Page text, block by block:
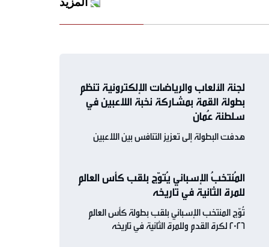
لجنة الألعاب والرياضات الإلكترونية تنظم
بطولة القمة بمشاركة نخبة اللاعبين في
سلطنة عُمان
هدفت البطولة إلى تعزيز التنافس بين اللاعبين
المُنتخبُ الإسباني يُتوّج بلقب كأس العالم
للمرة الثانية في تاريخه
تُوّج المنتخب الإسباني بلقب بطولة كأس العالم
2026 لكرة القدم وللمرة الثانية في تاريخه